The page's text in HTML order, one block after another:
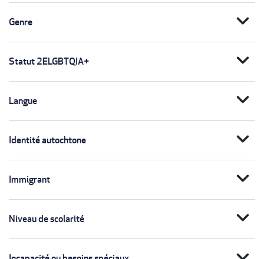
Genre expand_more
Statut 2ELGBTQIA+ expand_more
Langue expand_more
Identité autochtone expand_more
Immigrant expand_more
Niveau de scolarité expand_more